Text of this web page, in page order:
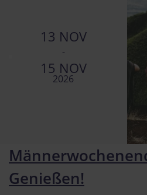
13 NOV
-
15 NOV
2026
Genießen!